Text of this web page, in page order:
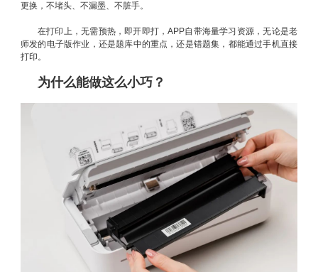
更换，不堵头、不漏墨、不脏手。
在打印上，无需预热，即开即打，APP自带海量学习资源，无论是老
师发的电子版作业，还是题库中的重点，还是错题集，都能通过手机直接
打印。
为什么能做这么小巧？